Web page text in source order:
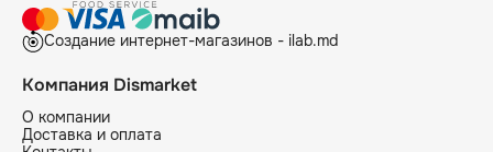
Создание интернет-магазинов - ilab.md
Компания Dismarket
О компании
Доставка и оплата